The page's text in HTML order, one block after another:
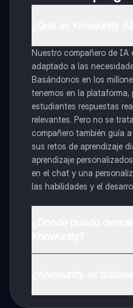
Nuestro compañero de IA
adaptado a las
Basándonos en los
tenemos en la plataforma,
estudiantes respuestas
relevantes. Pero no se
compañero también guía
sus retos de aprendizaje
aprendizaje
en el chat y una
las habilidades y el